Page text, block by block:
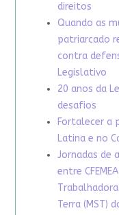
direitos
Quando as
patriarcado
contra
Legislativo
20 anos da
desafios
Fortalecer a
Latina e no
Jornadas de
entre
Terra (MST)